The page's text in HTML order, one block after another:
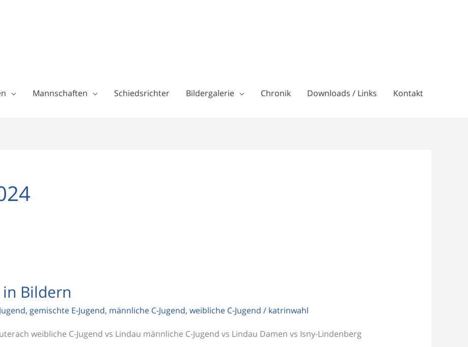
Mannschaften Schiedsrichter Bildergalerie Chronik Downloads / Links Kontakt
Bildern
, gemischte E-Jugend, männliche C-Jugend, weibliche C-Jugend / katrinwahl
weibliche C-Jugend vs Lindau männliche C-Jugend vs Lindau Damen vs Isny-Lindenberg